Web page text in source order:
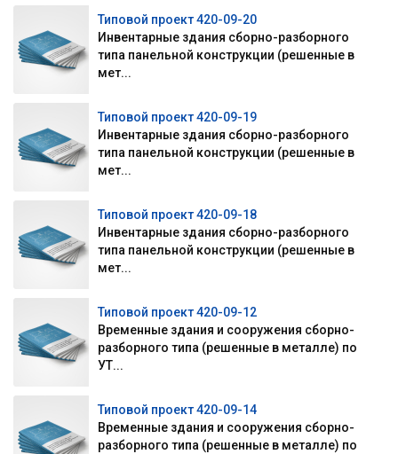
Типовой проект 420-09-20
Инвентарные здания сборно-разборного
типа панельной конструкции (решенные в
мет...
Типовой проект 420-09-19
Инвентарные здания сборно-разборного
типа панельной конструкции (решенные в
мет...
Типовой проект 420-09-18
Инвентарные здания сборно-разборного
типа панельной конструкции (решенные в
мет...
Типовой проект 420-09-12
Временные здания и сооружения сборно-
разборного типа (решенные в металле) по
УТ...
Типовой проект 420-09-14
Временные здания и сооружения сборно-
разборного типа (решенные в металле) по